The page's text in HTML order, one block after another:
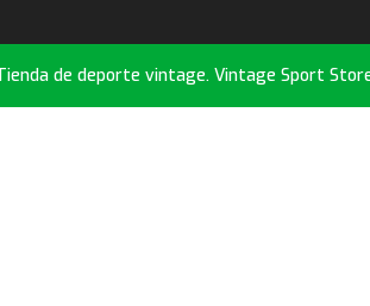
- Tienda de deporte vintage. Vintage Sport